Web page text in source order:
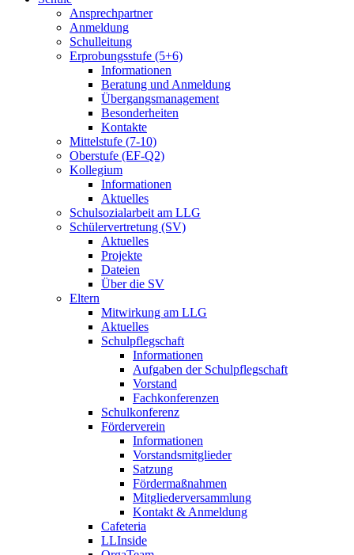
Ansprechpartner
Anmeldung
Schulleitung
Erprobungsstufe (5+6)
Informationen
Beratung und Anmeldung
Übergangsmanagement
Besonderheiten
Kontakte
Mittelstufe (7-10)
Oberstufe (EF-Q2)
Kollegium
Informationen
Aktuelles
Schulsozialarbeit am LLG
Schülervertretung (SV)
Aktuelles
Projekte
Dateien
Über die SV
Eltern
Mitwirkung am LLG
Aktuelles
Schulpflegschaft
Informationen
Aufgaben der Schulpflegschaft
Vorstand
Fachkonferenzen
Schulkonferenz
Förderverein
Informationen
Vorstandsmitglieder
Satzung
Fördermaßnahmen
Mitgliederversammlung
Kontakt & Anmeldung
Cafeteria
LLInside